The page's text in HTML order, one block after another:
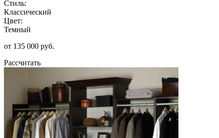
Стиль:
Классический
Цвет:
Темный
от 135 000 руб.
Рассчитать